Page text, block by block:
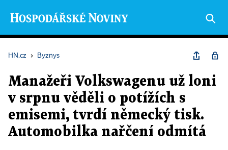
HN.cz › Byznys
Manažeři Volkswagenu už loni
v srpnu věděli o potížích s
emisemi, tvrdí německý tisk.
Automobilka nařčení odmítá